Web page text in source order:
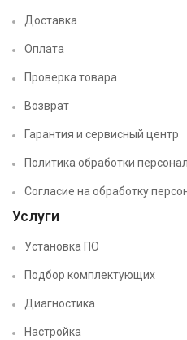
Доставка
Оплата
Проверка товара
Возврат
Гарантия и сервисный центр
Политика обработки
Согласие на обработку
Услуги
Установка ПО
Подбор комплектующих
Диагностика
Настройка